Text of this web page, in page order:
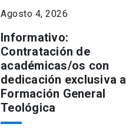
Agosto 4, 2026
Informativo:
Contratación de
académicas/os con
dedicación exclusiva a
Formación General
Teológica